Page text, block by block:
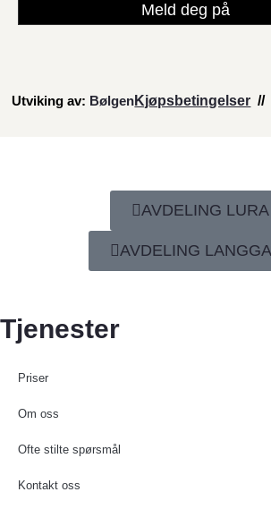
Utviking av: BølgenKjøpsbetingelser //
AVDELING LURA
AVDELING
Tjenester
Priser
Om oss
Ofte stilte spørsmål
Kontakt oss